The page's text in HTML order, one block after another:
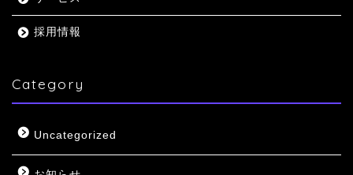
採用情報
Category
Uncategorized